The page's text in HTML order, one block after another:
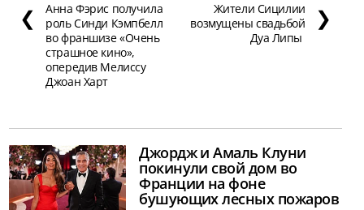
❮
Анна Фэрис получила
роль Синди Кэмпбелл
во франшизе «Очень
страшное кино»,
опередив Мелиссу
Джоан Харт
Жители Сицилии
возмущены свадьбой
Дуа Липы
❯
Джордж и Амаль Клуни
покинули свой дом во
Франции на фоне
бушующих лесных пожаров